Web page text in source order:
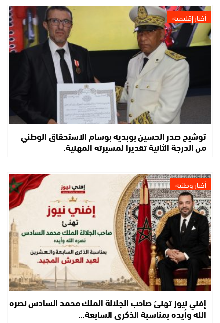
أخبار إقليمية
توشيح صدر الحسين بوبديه بوسام الاستحقاق الوطني
من الدرجة الثانية تقديرا لمسيرته المهنية.
أخبار وطنية
إفني نيوز تهنئ صاحب الجلالة الملك محمد السادس نصره
الله وأيده بمناسبة الذكرى السابعة…